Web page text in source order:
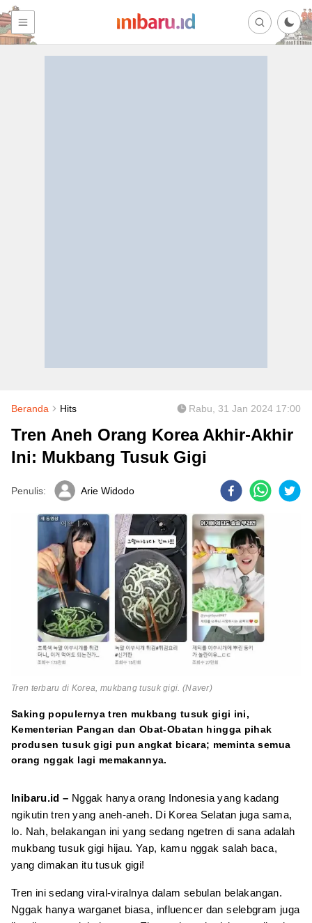
Beranda Hits Rabu, 31 Jan 2024 17:00
Tren Aneh Orang Korea Akhir-Akhir
Ini: Mukbang Tusuk Gigi
Penulis: Arie Widodo
Tren terbaru di Korea, mukbang tusuk gigi. (Naver)
Saking populernya tren mukbang tusuk gigi ini,
Kementerian Pangan dan Obat-Obatan hingga pihak
produsen tusuk gigi pun angkat bicara; meminta semua
orang nggak lagi memakannya.
Inibaru.id – Nggak hanya orang Indonesia yang kadang
ngikutin tren yang aneh-aneh. Di Korea Selatan juga sama,
lo. Nah, belakangan ini yang sedang ngetren di sana adalah
mukbang tusuk gigi hijau. Yap, kamu nggak salah baca,
yang dimakan itu tusuk gigi!
Tren ini sedang viral-viralnya dalam sebulan belakangan.
Nggak hanya warganet biasa, influencer dan selebgram juga